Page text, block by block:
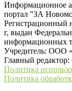
Информационное
портал "ЗА
Регистрационный
г, выдан
информационных
Учредитель: ООО
Главный
Политика
Политика